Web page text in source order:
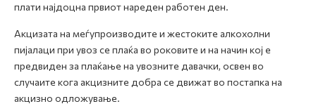
плати најдоцна првиот нареден работен ден.
Акцизата на меѓупроизводите и жестоките алкохолни
пијалаци при увоз се плаќа во роковите и на начин кој е
предвиден за плаќање на увозните давачки, освен во
случаите кога акцизните добра се движат во постапка на
акцизно одложување.